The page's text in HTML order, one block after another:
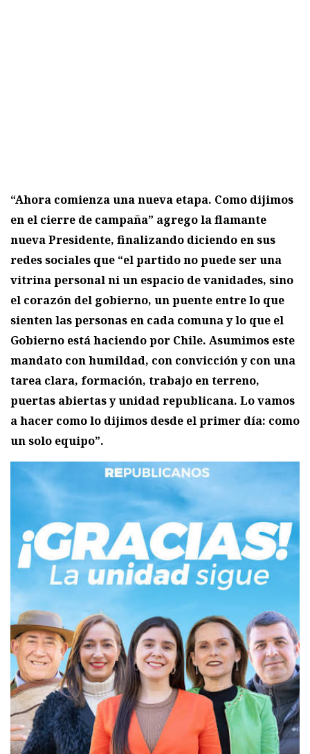
“Ahora comienza una nueva etapa. Como dijimos
en el cierre de campaña” agrego la flamante
nueva Presidente, finalizando diciendo en sus
redes sociales que “el partido no puede ser una
vitrina personal ni un espacio de vanidades, sino
el corazón del gobierno, un puente entre lo que
sienten las personas en cada comuna y lo que el
Gobierno está haciendo por Chile. Asumimos este
mandato con humildad, con convicción y con una
tarea clara, formación, trabajo en terreno,
puertas abiertas y unidad republicana. Lo vamos
a hacer como lo dijimos desde el primer día: como
un solo equipo”.